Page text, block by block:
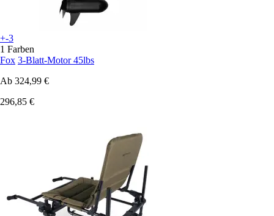
+-3
1 Farben
Fox 3-Blatt-Motor 45lbs
Ab 324,99 €
296,85 €